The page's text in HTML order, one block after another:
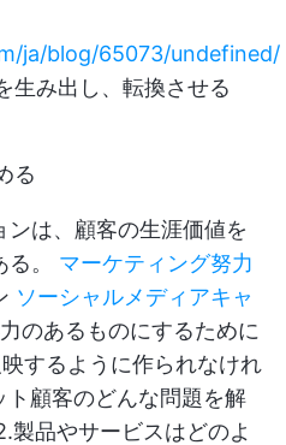
ja/blog/65073/undefined/
生み出し、転換させる
る
は、顧客の生涯価値を
。 マーケティング努力
ソーシャルメディアキャ
のあるものにするために
するように作られなけれ
ト顧客のどんな問題を解
製品やサービスはどのよ